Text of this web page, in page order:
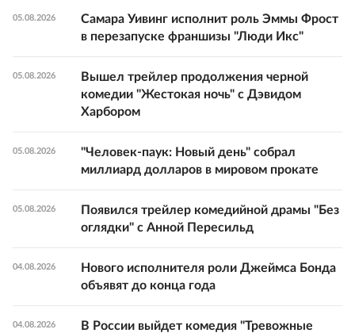
05.08.2026
Самара Уивинг исполнит роль Эммы Фрост
в перезапуске франшизы "Люди Икс"
05.08.2026
Вышел трейлер продолжения черной
комедии "Жестокая ночь" с Дэвидом
Харбором
05.08.2026
"Человек-паук: Новый день" собрал
миллиард долларов в мировом прокате
05.08.2026
Появился трейлер комедийной драмы "Без
оглядки" с Анной Пересильд
04.08.2026
Нового исполнителя роли Джеймса Бонда
объявят до конца года
04.08.2026
В России выйдет комедия "Тревожные